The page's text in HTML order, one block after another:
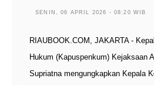
SENIN, 06 APRIL 2026 - 08:20 WIB
RIAUBOOK.COM, JAKARTA -
Hukum (Kapuspenkum) Kejaksaan
Supriatna mengungkapkan Kepala